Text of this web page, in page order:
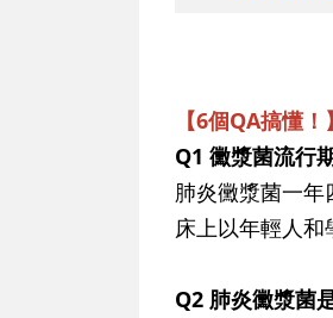
【6個QA搞懂
Q1 黴漿菌流行
肺炎黴漿菌一
床上以年輕人和
Q2 肺炎黴漿菌